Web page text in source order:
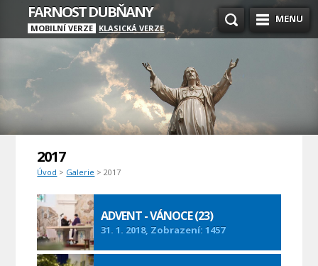
MENU
FARNOST DUBŇANY
MOBILNÍ VERZE KLASICKÁ VERZE
2017
Úvod > Galerie > 2017
ADVENT - VÁNOCE (23)
31. 1. 2018, Zobrazení: 1457